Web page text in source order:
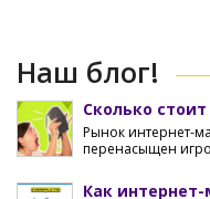
Наш блог!
Рынок интернет-
перенасыщен